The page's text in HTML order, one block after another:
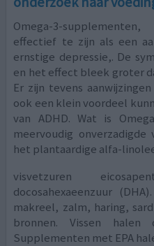
Omega-3-
effectief te zijn als een
ernstige depressie,. De
en het effect bleek groter
Er zijn tevens
ook een klein voordeel
van ADHD. Wat is
meervoudig
het plantaardige alfa-
visvetzuren
docosahexaeenzuur
makreel, zalm, haring,
bronnen. Vissen
Supplementen met EPA